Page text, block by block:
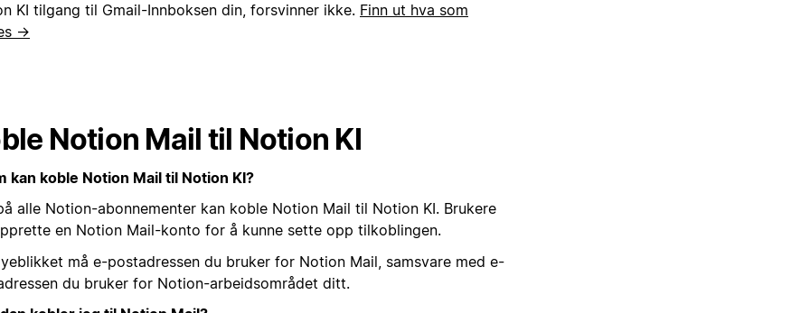
KI tilgang til Gmail-Innboksen din, forsvinner ikke. Finn ut hva som
→
Notion Mail til Notion KI
kan koble Notion Mail til Notion KI?
alle Notion-abonnementer kan koble Notion Mail til Notion KI. Brukere
en Notion Mail-konto for å kunne sette opp tilkoblingen.
må e-postadressen du bruker for Notion Mail, samsvare med e-
du bruker for Notion-arbeidsområdet ditt.